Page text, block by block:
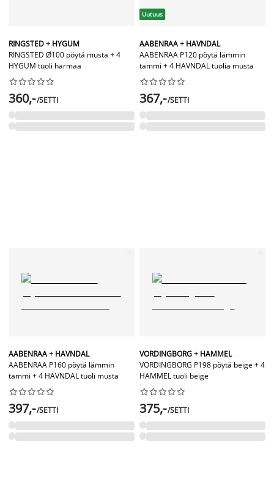
RINGSTED + HYGUM
RINGSTED Ø100 pöytä musta + 4
HYGUM tuoli harmaa






360,-/SETTI
Uutuus
AABENRAA + HAVNDAL
AABENRAA P120 pöytä lämmin
tammi + 4 HAVNDAL tuolia musta






367,-/SETTI
AABENRAA + HAVNDAL
AABENRAA P160 pöytä lämmin
tammi + 4 HAVNDAL tuoli musta






397,-/SETTI
VORDINGBORG + HAMMEL
VORDINGBORG P198 pöytä beige + 4
HAMMEL tuoli beige






375,-/SETTI